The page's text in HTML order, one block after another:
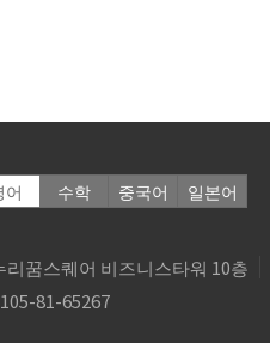
어 수학 중국어 일본어
꿈스퀘어 비즈니스타워 10층
81-65267